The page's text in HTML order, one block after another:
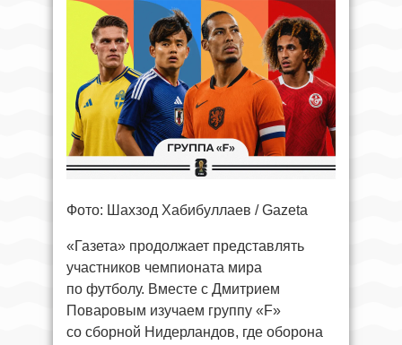
Фото: Шахзод Хабибуллаев / Gazeta
«Газета» продолжает представлять
участников чемпионата мира
по футболу. Вместе с Дмитрием
Поваровым изучаем группу «F»
со сборной Нидерландов, где оборона